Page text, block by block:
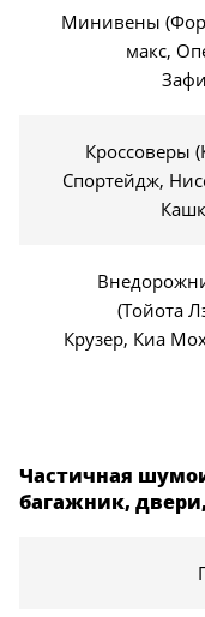
Минивены
макс,
Кроссоверы
Спортейдж,
(Тойота
Крузер, Киа
Частичная
багажник,